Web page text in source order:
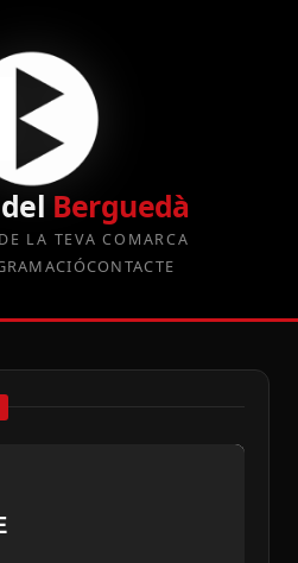
Berguedà
LA TEVA COMARCA
CONTACTE